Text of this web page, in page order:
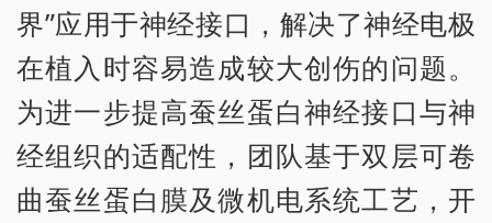
界”应用于神经接口，解决了神经电极
在植入时容易造成较大创伤的问题。
为进一步提高蚕丝蛋白神经接口与神
经组织的适配性，团队基于双层可卷
曲蚕丝蛋白膜及微机电系统工艺，开